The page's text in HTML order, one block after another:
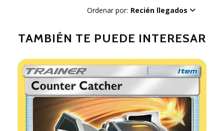
Ordenar por: Recién llegados
TAMBIÉN TE PUEDE INTERESAR